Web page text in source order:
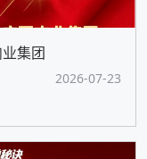
集团
2026-07-23